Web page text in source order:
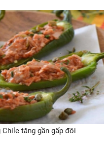
tăng gần gấp đôi